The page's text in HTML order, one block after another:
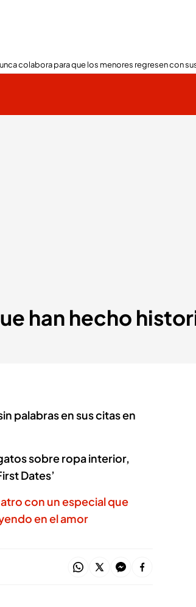
colabora para que los menores regresen con
han hecho
palabras en sus citas en
sobre ropa interior,
Dates’
con un especial que
en el amor